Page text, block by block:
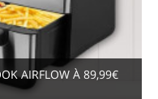
AIRFLOW À 89,99€